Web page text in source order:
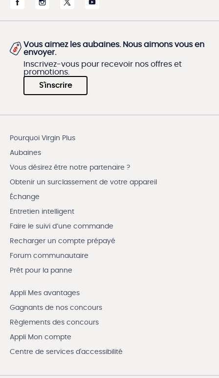
Vous aimez les aubaines. Nous aimons vous en
envoyer.
Inscrivez-vous pour recevoir nos offres et
promotions.
S'inscrire
Pourquoi Virgin Plus
Aubaines
Vous désirez être notre partenaire ?
Obtenir un surclassement de votre appareil
Échange
Entretien intelligent
Faire le suivi d’une commande
Recharger un compte prépayé
Forum communautaire
Prêt pour la panne
Appli Mes avantages
Gagnants de nos concours
Règlements des concours
Appli Mon compte
Centre de services d'accessibilité